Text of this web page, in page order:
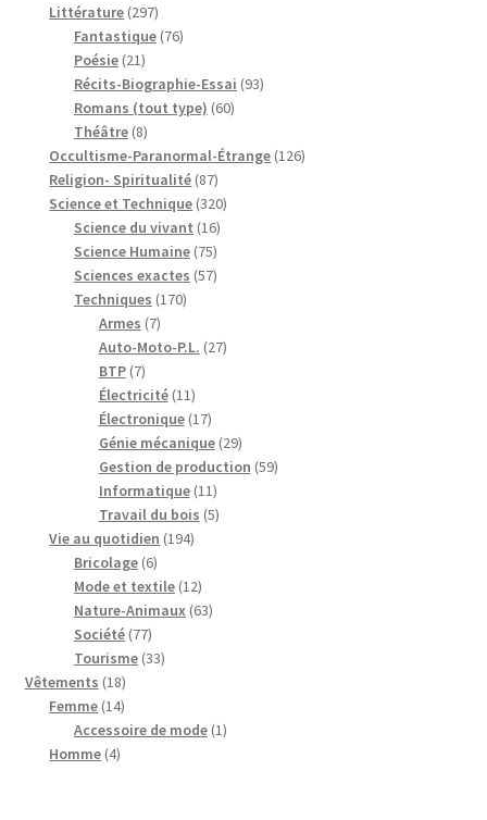
produits
Littérature 297297
produits
Fantastique 7676
Poésie 2121
produits
Récits-Biographie-Essai 9393
Romans (tout type) 6060
Théâtre 88
produits
Occultisme-Paranormal-Étrange 126126
Religion- Spiritualité 8787
produits
Science et Technique 320320
Science du vivant 1616
produits
Science Humaine 7575
produits
Sciences exactes 5757
Techniques 170170
Armes 77
produits
Auto-Moto-P.L. 2727
BTP 77
produits
Électricité 1111
produits
Électronique 1717
produits
Génie mécanique 2929
produits
Gestion de production 5959
Informatique 1111
produits
Travail du bois 55
Vie au quotidien 194194
Bricolage 66
produits
Mode et textile 1212
produits
Nature-Animaux 6363
Société 7777
produits
Tourisme 3333
Vêtements 1818
produits
Femme 1414
produits
Accessoire de mode 11
Homme 44